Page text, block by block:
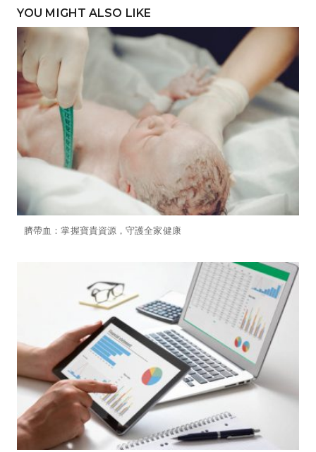
YOU MIGHT ALSO LIKE
臍帶血：掌握寶貴資源，守護全家健康